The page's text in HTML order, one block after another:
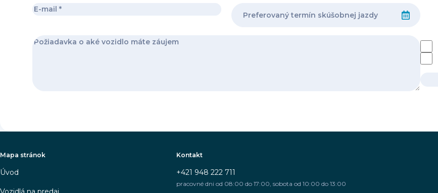
Mapa stránok
Úvod
Kontakt
+421 948 222 711
pracovné dni od 08:00 do 17:00, sobota od 10:00 do 13:00